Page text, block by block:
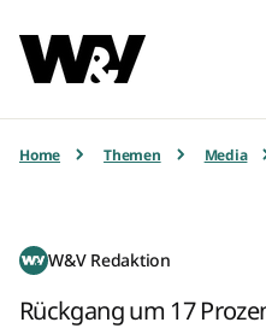
Home Themen Media
W&V Redaktion
Rückgang um 17